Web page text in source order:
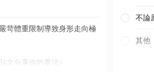
苛體重限制導致身形走向極
文分享你的看法）
不論
其他